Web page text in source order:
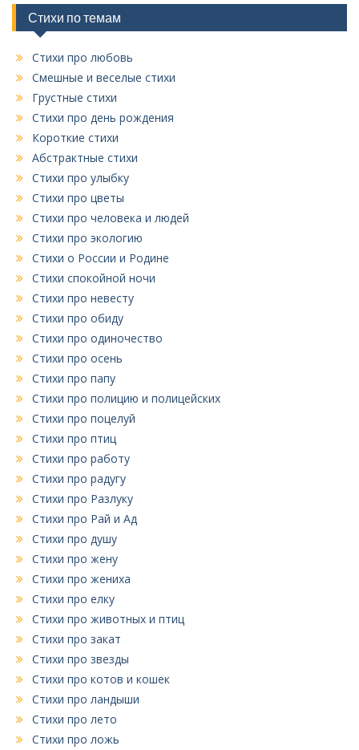
к
Стихи по темам
Стихи про любовь
Смешные и веселые стихи
Грустные стихи
Стихи про день рождения
Короткие стихи
Абстрактные стихи
Стихи про улыбку
Стихи про цветы
Стихи про человека и людей
Стихи про экологию
Стихи о России и Родине
Стихи спокойной ночи
Стихи про невесту
Стихи про обиду
Стихи про одиночество
Стихи про осень
Стихи про папу
Стихи про полицию и полицейских
Стихи про поцелуй
Стихи про птиц
Стихи про работу
Стихи про радугу
Стихи про Разлуку
Стихи про Рай и Ад
Стихи про душу
Стихи про жену
Стихи про жениха
Стихи про елку
Стихи про животных и птиц
Стихи про закат
Стихи про звезды
Стихи про котов и кошек
Стихи про ландыши
Стихи про лето
Стихи про ложь